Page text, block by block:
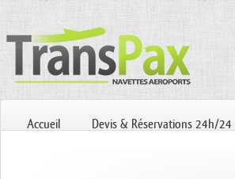
Accueil Devis & Réservations 24h/24